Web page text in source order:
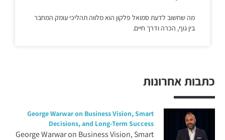
כתבות אחרונות
George Warwar on Business Vision, Smart
Decisions, and Long-Term Success
George Warwar on Business Vision, Smart
מה שחשוב לדעת סמואל פלקון הוא מלווה תהליכי עומק המחבר
בין גוף, הכרה ודרך חיים.